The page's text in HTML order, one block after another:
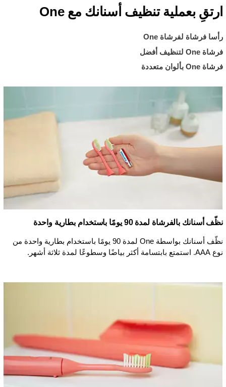
ارتقِ بعملية تنظيف أسنانك مع One
رأسا فرشاة لفرشاة One
فرشاة One لتنظيف أفضل
فرشاة One بألوان متعددة
نظّف أسنانك بالفرشاة لمدة 90 يومًا باستخدام بطارية واحدة
نظّف أسنانك بواسطة One لمدة 90 يومًا باستخدام بطارية واحدة من
نوع AAA. استمتع بابتسامة أكثر بياضًا وسطوعًا لمدة ثلاثة أشهر.